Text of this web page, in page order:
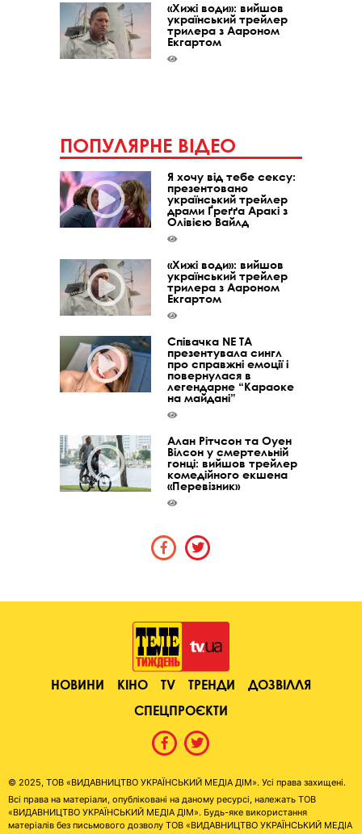
«Хижі води»: вийшов
український трейлер
трилера з Аароном
Екгартом
ПОПУЛЯРНЕ ВІДЕО
Я хочу від тебе сексу:
презентовано
український трейлер
драми Ґреґґа Аракі з
Олівією Вайлд
«Хижі води»: вийшов
український трейлер
трилера з Аароном
Екгартом
Співачка NE TA
презентувала сингл
про справжні емоції і
повернулася в
легендарне “Караоке
на майдані”
Алан Рітчсон та Оуен
Вілсон у смертельній
гонці: вийшов трейлер
комедійного екшена
«Перевізник»
НОВИНИ КІНО TV ТРЕНДИ
ДОЗВІЛЛЯ
СПЕЦПРОЄКТИ
© 2025, ТОВ «ВИДАВНИЦТВО УКРАЇНСЬКИЙ МЕДІА ДІМ». Усі права захищені.
Всі права на матеріали, опубліковані на даному ресурсі, належать ТОВ
«ВИДАВНИЦТВО УКРАЇНСЬКИЙ МЕДІА ДІМ». Будь-яке використання
матеріалів без письмового дозволу ТОВ «ВИДАВНИЦТВО УКРАЇНСЬКИЙ МЕДІА